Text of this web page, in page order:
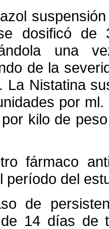
dosificó
de la
La Nistatina
por
kilo de
fármaco
período del
de
14 días de